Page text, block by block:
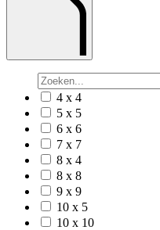
4 x 4
5 x 5
6 x 6
7 x 7
8 x 4
8 x 8
9 x 9
10 x 5
10 x 10